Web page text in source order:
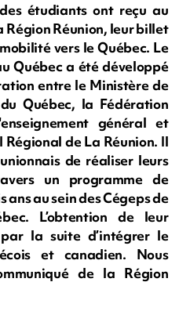
étudiants ont reçu au
Région Réunion, leur billet
vers le Québec. Le
Québec a été développé
entre le Ministère de
Québec, la Fédération
général et
de La Réunion. Il
de réaliser leurs
un programme de
au sein des Cégeps de
L’obtention de leur
la suite d’intégrer le
et canadien. Nous
de la Région